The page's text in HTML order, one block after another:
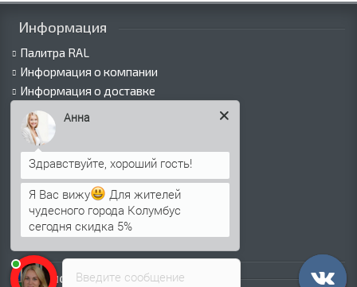
Информация
Палитра RAL
Информация о компании
Информация о доставке
Политика безопасности
Условия соглашения
Сертификаты
Виды покрытий
Как оформить заказ
Вакансии
Оплата
Каталог продукции
Введите сообщение
Анна
Я Вас вижу
Для жителей
чудесного города Колумбус
сегодня скидка 5%